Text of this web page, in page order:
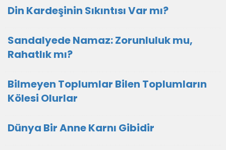
Din Kardeşinin Sıkıntısı Var mı?
Sandalyede Namaz: Zorunluluk mu,
Rahatlık mı?
Bilmeyen Toplumlar Bilen Toplumların
Kölesi Olurlar
Dünya Bir Anne Karnı Gibidir